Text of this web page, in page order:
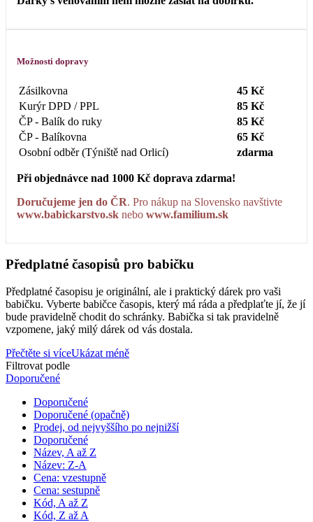
Možnosti dopravy
Zásilkovna
45 Kč
Kurýr DPD / PPL
85 Kč
ČP - Balík do ruky
85 Kč
ČP - Balíkovna
65 Kč
Osobní odběr (Týniště nad Orlicí)
zdarma
Při objednávce nad 1000 Kč doprava zdarma!
Doručujeme jen do ČR. Pro nákup na Slovensko navštivte
www.babickarstvo.sk nebo www.familium.sk
Předplatné časopisů pro babičku
Předplatné časopisu je originální, ale i praktický dárek pro vaši
babičku. Vyberte babičce časopis, který má ráda a předplaťte jí, že jí
bude pravidelně chodit do schránky. Babička si tak pravidelně
vzpomene, jaký milý dárek od vás dostala.
Přečtěte si víceUkázat méně
Filtrovat podle
Doporučené
Doporučené
Doporučené (opačně)
Prodej, od nejvyššího po nejnižší
Doporučené
Název, A až Z
Název: Z-A
Cena: vzestupně
Cena: sestupně
Kód, A až Z
Kód, Z až A